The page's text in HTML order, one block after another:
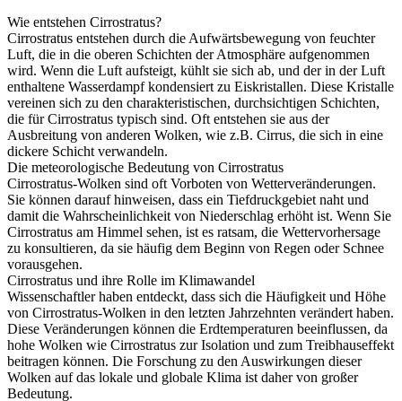
Wie entstehen Cirrostratus?
Cirrostratus entstehen durch die Aufwärtsbewegung von feuchter
Luft, die in die oberen Schichten der Atmosphäre aufgenommen
wird. Wenn die Luft aufsteigt, kühlt sie sich ab, und der in der Luft
enthaltene Wasserdampf kondensiert zu Eiskristallen. Diese Kristalle
vereinen sich zu den charakteristischen, durchsichtigen Schichten,
die für Cirrostratus typisch sind. Oft entstehen sie aus der
Ausbreitung von anderen Wolken, wie z.B. Cirrus, die sich in eine
dickere Schicht verwandeln.
Die meteorologische Bedeutung von Cirrostratus
Cirrostratus-Wolken sind oft Vorboten von Wetterveränderungen.
Sie können darauf hinweisen, dass ein Tiefdruckgebiet naht und
damit die Wahrscheinlichkeit von Niederschlag erhöht ist. Wenn Sie
Cirrostratus am Himmel sehen, ist es ratsam, die Wettervorhersage
zu konsultieren, da sie häufig dem Beginn von Regen oder Schnee
vorausgehen.
Cirrostratus und ihre Rolle im Klimawandel
Wissenschaftler haben entdeckt, dass sich die Häufigkeit und Höhe
von Cirrostratus-Wolken in den letzten Jahrzehnten verändert haben.
Diese Veränderungen können die Erdtemperaturen beeinflussen, da
hohe Wolken wie Cirrostratus zur Isolation und zum Treibhauseffekt
beitragen können. Die Forschung zu den Auswirkungen dieser
Wolken auf das lokale und globale Klima ist daher von großer
Bedeutung.